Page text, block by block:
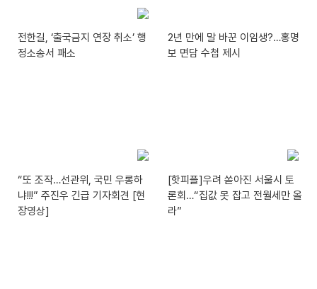
전한길, ‘출국금지 연장 취소’ 행
정소송서 패소
2년 만에 말 바꾼 이임생?…홍명
보 면담 수첩 제시
“또 조작…선관위, 국민 우롱하
냐!!!” 주진우 긴급 기자회견 [현
장영상]
[핫피플]우려 쏟아진 서울시 토
론회…“집값 못 잡고 전월세만 올
라”